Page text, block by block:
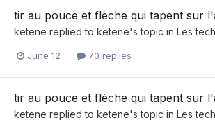
tir au pouce et flèche qui tapent sur
ketene replied to ketene's topic in Les
June 12 70 replies
tir au pouce et flèche qui tapent sur
ketene replied to ketene's topic in Les